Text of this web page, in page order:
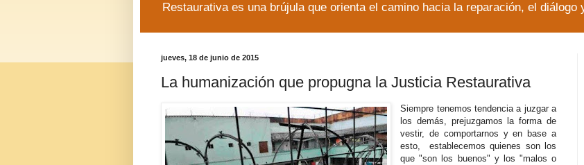
Restaurativa es una brújula que orienta el camino hacia la reparación, el
jueves, 18 de junio de 2015
La humanización que propugna la Justicia Restaurativa
Siempre tenemos tendencia a juzgar a
los demás, prejuzgamos la forma de
vestir, de comportarnos y en base a
esto, establecemos quienes son los
que "son los buenos" y los "malos o